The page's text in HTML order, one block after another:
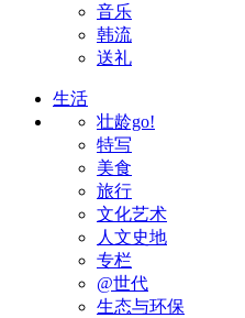
音乐
韩流
送礼
生活
壮龄go!
特写
美食
旅行
文化艺术
人文史地
专栏
@世代
生态与环保